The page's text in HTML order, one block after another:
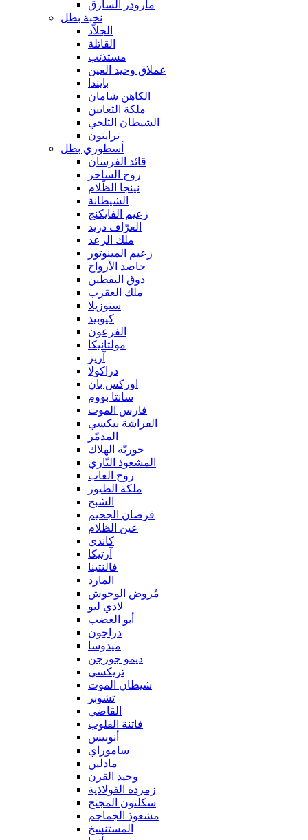
مارودر السارق
نخبة بطل
الجلاّد
القاتلة
مستذئب
عملاق وحيد العين
بايندا
الكاهن شامان
ملكة الثعابين
الشيطان الثلجي
ترايتون
أسطوري بطل
قائد الفرسان
روح الساحر
نينجا الظّلام
الشيطانة
زعيم الفايكنج
العرّاف دريد
ملك الرعد
زعيم المينوتور
حاصد الأرواح
دوق اليقطين
ملك العقرب
سنوزيلا
كيوبيد
الفرعون
مولتانيكا
آريز
دراكولا
اوركس بان
سانتا بووم
فارس الموت
الفراشة بيكسي
المدمّر
حوريّة الهلاك
المشعوذ النّاري
روح الغاب
ملكة الطيور
الشبح
قرصان الجحيم
عين الظلام
كاندي
آرتيكا
فالنتينا
المارد
مُروض الوحوش
لادي ليو
أبو الغضب
دراجون
ميدوسا
ديمو جورجن
تريكسي
شيطان الموت
تشوبر
القاضي
فاتنة القلوب
أنوبيس
ساموراي
مادلين
وحيد القرن
زمردة الفولاذية
سكلتون المجنح
مشعوذ الجماجم
المستنسخ